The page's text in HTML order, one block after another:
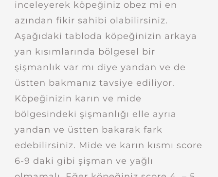
inceleyerek köpeğiniz obez mi en
azından fikir sahibi olabilirsiniz.
Aşağıdaki tabloda köpeğinizin arkaya
yan kısımlarında bölgesel bir
şişmanlık var mı diye yandan ve de
üstten bakmanız tavsiye ediliyor.
Köpeğinizin karın ve mide
bölgesindeki şişmanlığı elle ayrıa
yandan ve üstten bakarak fark
edebilirsiniz. Mide ve karın kısmı score
6-9 daki gibi şişman ve yağlı